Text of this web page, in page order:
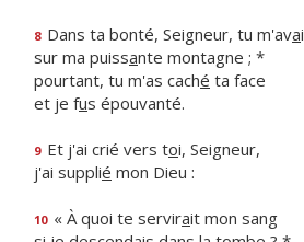
8 Dans ta bonté, Seigneur, tu m'ava
sur ma puissante montagne ; *
pourtant, tu m'as caché ta face
et je fus épouvanté.
9 Et j'ai crié vers toi, Seigneur,
j'ai supplié mon Dieu :
10 « À quoi te servirait mon sang